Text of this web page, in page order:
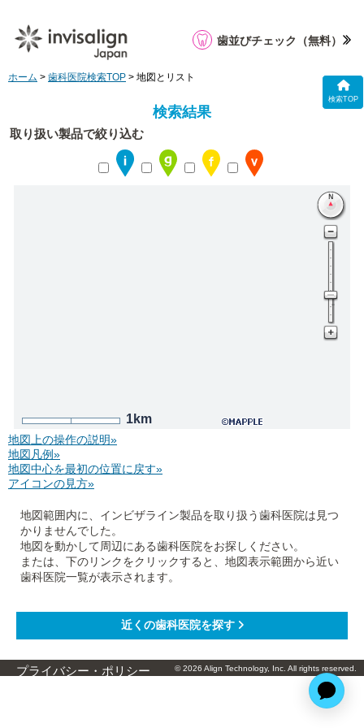
検索TOP
歯並びチェック （無料）
ホーム > 歯科医院検索TOP > 地図とリスト
検索結果
取り扱い製品で絞り込む
1km
地図上の操作の説明»
地図凡例»
地図中心を最初の位置に戻す»
アイコンの見方»
地図範囲内に、インビザライン製品を取り扱う歯科医院は見つ
かりませんでした。
地図を動かして周辺にある歯科医院をお探しください。
または、下のリンクをクリックすると、地図表示範囲から近い
歯科医院一覧が表示されます。
プライバシー・ポリシー © 2026 Align Technology, Inc. All rights reserved.